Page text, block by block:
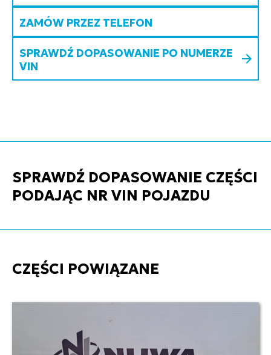
ZAMÓW PRZEZ TELEFON
SPRAWDŹ DOPASOWANIE PO NUMERZE
VIN
SPRAWDŹ DOPASOWANIE CZĘŚCI
PODAJĄC NR VIN POJAZDU
CZĘŚCI POWIĄZANE